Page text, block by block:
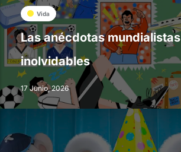
Vida
Las anécdotas mundialistas
inolvidables
17 Junio, 2026